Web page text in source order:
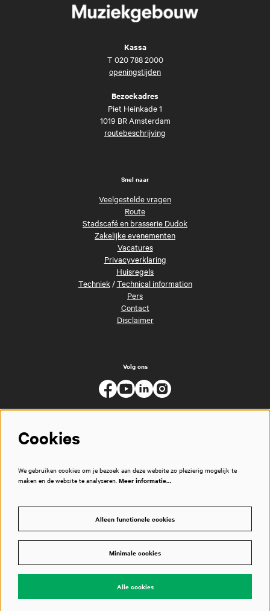
Kassa
T 020 788 2000
openingstijden
Bezoekadres
Piet Heinkade 1
1019 BR Amsterdam
routebeschrijving
Snel naar
Veelgestelde vragen
Route
Stadscafé en brasserie Dudok
Zakelijke evenementen
Vacatures
Privacyverklaring
Huisregels
Techniek/Technical information
Pers
Contact
Disclaimer
Volg ons
Cookies
We gebruiken cookies om je bezoek aan deze website zo plezierig mogelijk te
maken en de website te analyseren. Meer informatie…
Alleen functionele cookies
Minimale cookies
Alle cookies